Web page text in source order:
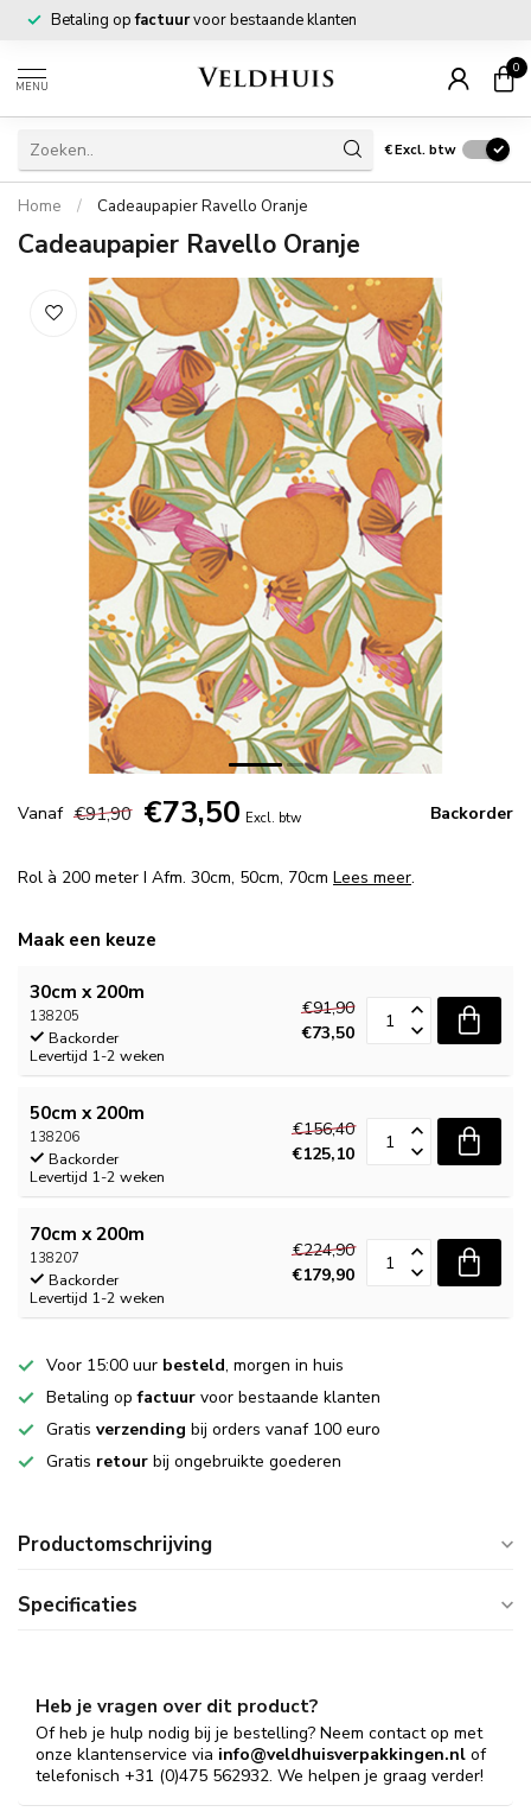
Betaling opfactuurvoor bestaande klanten
MENU
0
€Excl. btw
Home / Cadeaupapier Ravello Oranje
Cadeaupapier Ravello Oranje
Vanaf €91,90 €73,50 Excl. btw Backorder
Rol à 200 meter I Afm. 30cm, 50cm, 70cm Lees meer.
Maak een keuze
30cm x 200m
138205
Backorder
Levertijd 1-2 weken
€91,90
€73,50
50cm x 200m
138206
Backorder
Levertijd 1-2 weken
€156,40
€125,10
70cm x 200m
138207
Backorder
Levertijd 1-2 weken
€224,90
€179,90
Voor 15:00 uur besteld, morgen in huis
Betaling opfactuur voor bestaande klanten
Gratis verzending bij orders vanaf 100 euro
Gratis retour bij ongebruikte goederen
Productomschrijving
Specificaties
Heb je vragen over dit product?
Of heb je hulp nodig bij je bestelling? Neem contact op met
onze klantenservice via info@veldhuisverpakkingen.nl of
telefonisch +31 (0)475 562932. We helpen je graag verder!